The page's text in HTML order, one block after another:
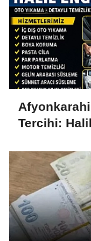
Tercihi: